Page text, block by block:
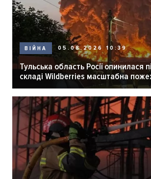
ВІЙНА 05.08.2026 10:39
Тульська область Росії опинилася
складі Wildberries масштабна